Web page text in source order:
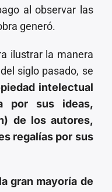
al observar las
generó.
ilustrar la manera
siglo pasado, se
intelectual
por sus ideas,
de los autores,
regalías por sus
la gran mayoría de